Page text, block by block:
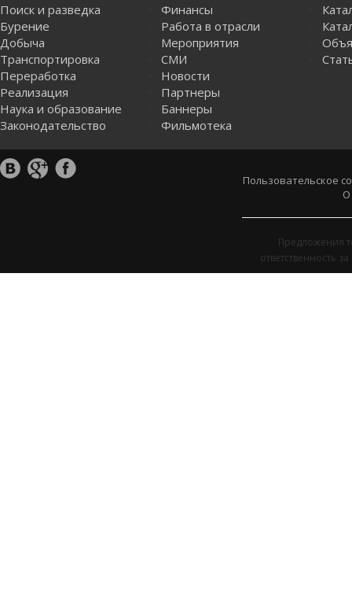
Поиск и разведка
Бурение
Добыча
Транспортировка
Переработка
Реализация
Наука и образование
Законодательство
Финансы
Работа в отрасли
Мероприятия
СМИ
Новости
Партнеры
Баннеры
Фильмотека
Пользовательское
О
Предложения
ответственность